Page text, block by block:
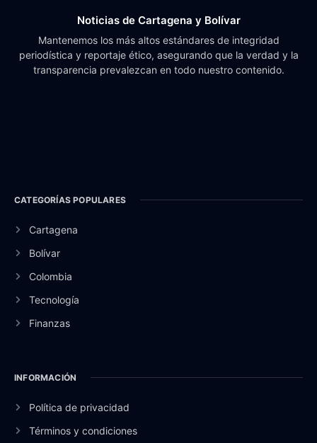
Noticias de Cartagena y Bolívar
Mantenemos los más altos estándares de integridad
periodística y reportaje ético, asegurando que la verdad y la
transparencia prevalezcan en todo nuestro contenido.
CATEGORÍAS POPULARES
Cartagena
Bolívar
Colombia
Tecnología
Finanzas
INFORMACIÓN
Política de privacidad
Términos y condiciones